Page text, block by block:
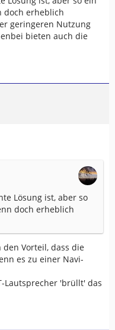
doch erheblich
geringeren Nutzung
bieten auch die
Lösung ist, aber so
doch erheblich
den Vorteil, dass die
es zu einer Navi-
Lautsprecher 'brüllt' das